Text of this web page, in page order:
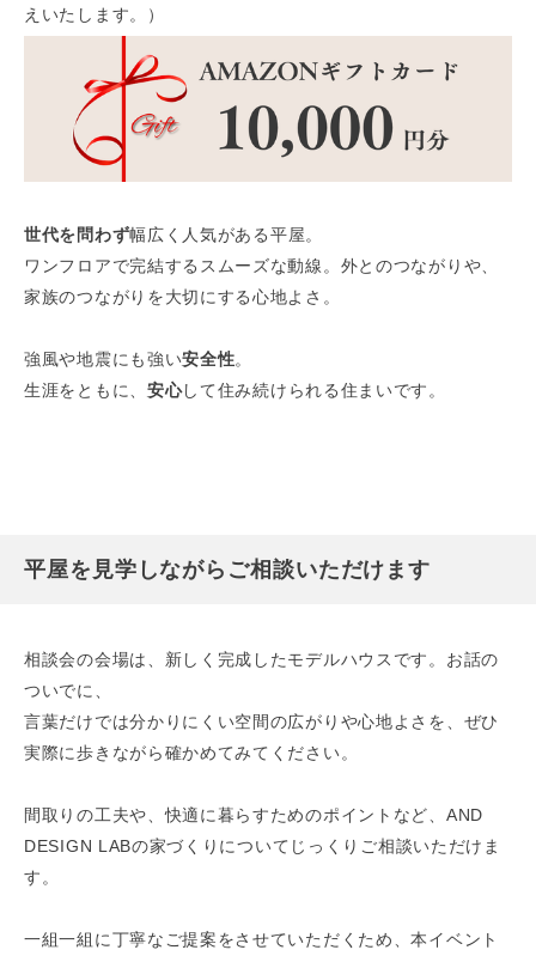
えいたします。）
世代を問わず幅広く人気がある平屋。
ワンフロアで完結するスムーズな動線。外とのつながりや、
家族のつながりを大切にする心地よさ。
強風や地震にも強い安全性。
生涯をともに、 安心して住み続けられる住まいです。
平屋を見学しながらご相談いただけます
相談会の会場は、新しく完成したモデルハウスです。お話の
ついでに、
言葉だけでは分かりにくい空間の広がりや心地よさを、ぜひ
実際に歩きながら確かめてみてください。
間取りの工夫や、快適に暮らすためのポイントなど、AND
DESIGN LABの家づくりについてじっくりご相談いただけま
す。
一組一組に丁寧なご提案をさせていただくため、本イベント